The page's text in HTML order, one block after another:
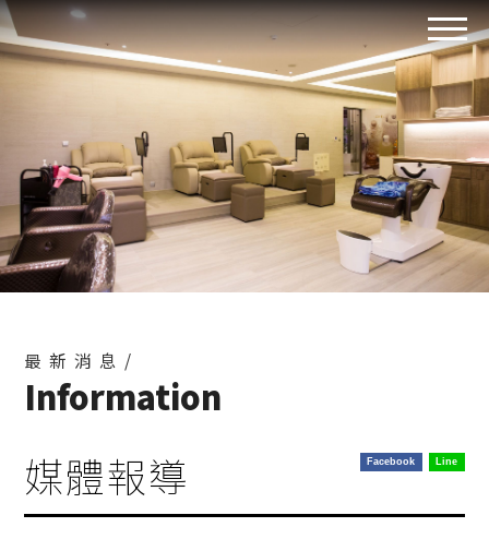
最新消息/
Information
Line
Facebook
媒體報導